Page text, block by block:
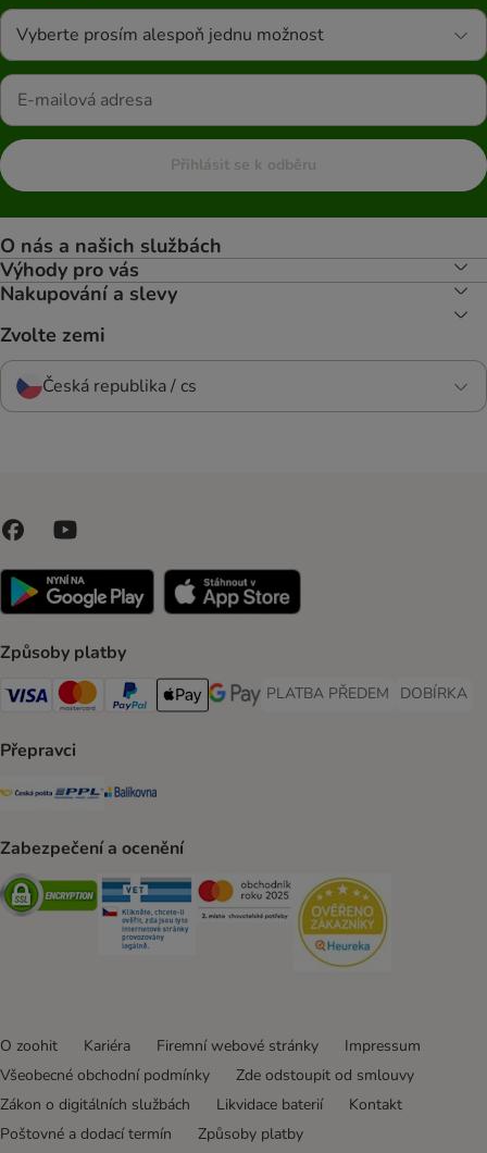
Vyberte prosím alespoň jednu možnost
Přihlásit se k odběru
O nás a našich službách
Výhody pro vás
Nakupování a slevy
Zvolte zemi
Česká republika / cs
Způsoby platby
Visa Payment Method
Mastercard Payment Method
PayPal Payment Method
Apple pay Payment Method
GooglePay Payment Method
PLATBA PŘEDEM
PLATBA PŘEDEM Payment
DOBÍRKA
DOBÍRKA
Přepravci
Česká pošta Shipping Method
PPL Shipping Method
Balíkovna Shipping Method
Zabezpečení a ocenění
Security Security Security
O zoohit Kariéra Firemní webové stránky
Impressum
Všeobecné obchodní podmínky
Zde odstoupit od smlouvy
Zákon o digitálních službách
Likvidace baterií
Kontakt
Poštovné a dodací termín
Způsoby platby